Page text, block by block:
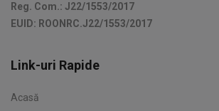
Reg. Com.: J22/1553/2017
EUID: ROONRC.J22/1553/2017
Link-uri Rapide
Acasă